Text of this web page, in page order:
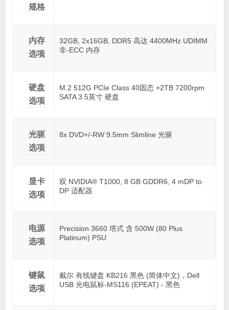
规格
内存
选项
32GB, 2x16GB, DDR5 高达 4400MHz UDIMM
非-ECC 内存
硬盘
选项
M.2 512G PCIe Class 40固态 +2TB 7200rpm
SATA 3.5英寸 硬盘
光驱
选项
8x DVD+/-RW 9.5mm Slimline 光驱
显卡
选项
双 NVIDIA® T1000, 8 GB GDDR6, 4 mDP to
DP 适配器
电源
选项
Precision 3660 塔式 含 500W (80 Plus
Platinum) PSU
键鼠
选项
戴尔 有线键盘 KB216 黑色 (简体中文)，Dell
USB 光电鼠标-MS116 (EPEAT) - 黑色